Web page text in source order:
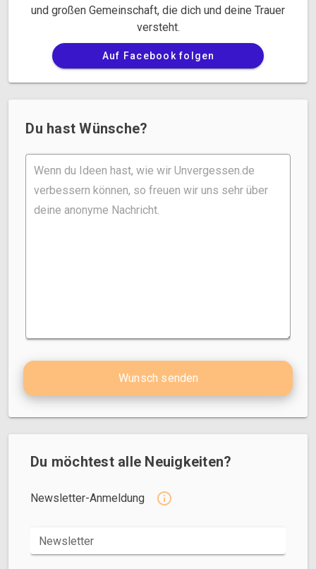
und großen Gemeinschaft, die dich und deine Trauer
versteht.
Auf Facebook folgen
Du hast Wünsche?
Wunsch senden
Du möchtest alle Neuigkeiten?
Newsletter-Anmeldung
Newsletter